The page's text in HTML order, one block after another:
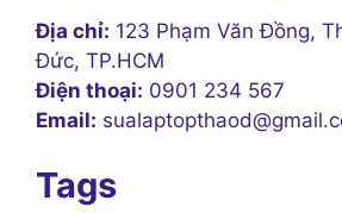
Địa chỉ: 123 Phạm Văn Đồng,
Đức, TP.HCM
Điện thoại: 0901 234 567
Email:
Tags